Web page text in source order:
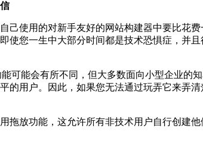
使用的对新手友好的网站构建器中要比花
使您一生中大部分时间都是技术恐惧症，并
能会有所不同，但大多数面向小型企业的
的用户。因此，如果您无法通过玩弄它来弄
放功能，这允许所有非技术用户自行创建